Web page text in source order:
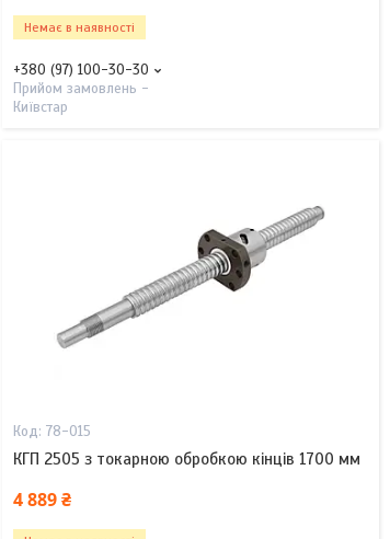
Немає в наявності
+380 (97) 100-30-30
Прийом замовлень -
Київстар
78-015
КГП 2505 з токарною обробкою кінців 1700 мм
4 889 ₴